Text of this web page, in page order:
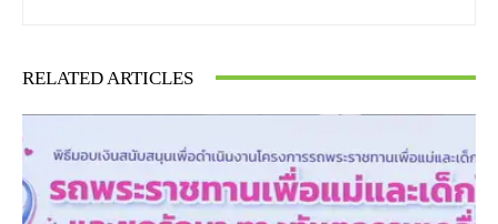
RELATED ARTICLES